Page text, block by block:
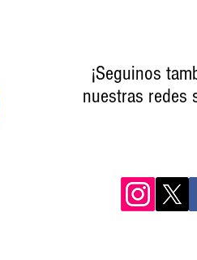
¡Seguinos
nuestras redes